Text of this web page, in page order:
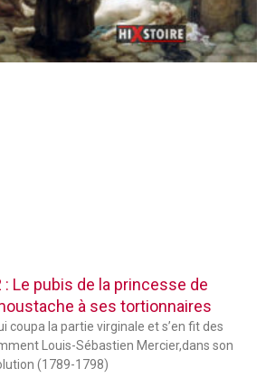
Le pubis de la princesse de
à ses tortionnaires
coupa la partie virginale et s’en fit des
Louis-Sébastien Mercier,dans son
(1789-1798)